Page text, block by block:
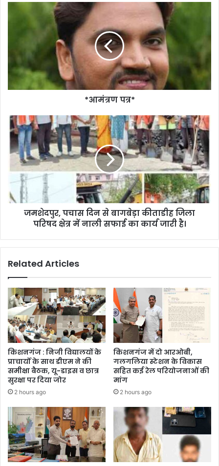
*आमंत्रण पत्र*
जमशेदपुर, पचास दिन से बागबेड़ा कीताडीह जिला
परिषद क्षेत्र में नाली सफाई का कार्य जारी है।
Related Articles
किशनगंज : निजी विद्यालयों के
प्राचार्यों के साथ डीएम ने की
समीक्षा बैठक, यू-डाइस व छात्र
सुरक्षा पर दिया जोर
2 hours ago
किशनगंज में दो आरओबी,
गलगलिया स्टेशन के विकास
सहित कई रेल परियोजनाओं की
मांग
2 hours ago